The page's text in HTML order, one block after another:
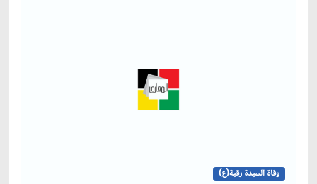
وفاة السيدة رقية(ع)